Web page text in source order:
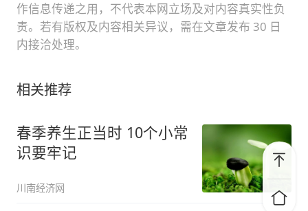
作信息传递之用，不代表本网立场及对内容真实性负
责。若有版权及内容相关异议，需在文章发布 30 日
内接洽处理。
相关推荐
春季养生正当时 10个小常
识要牢记
川南经济网